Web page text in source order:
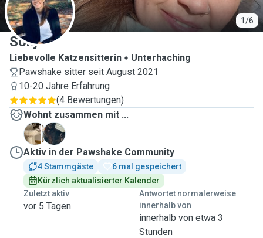
1/6
S
Sonja
Liebevolle Katzensitterin
Unterhaching
Pawshake sitter seit August 2021
10-20 Jahre Erfahrung
(4 Bewertungen)
Wohnt zusammen mit ...
B
L
Aktiv in der Pawshake Community
4 Stammgäste
6 mal gespeichert
Kürzlich aktualisierter Kalender
Zuletzt aktiv
vor 5 Tagen
Antwortet normalerweise
innerhalb von
innerhalb von etwa 3
Stunden